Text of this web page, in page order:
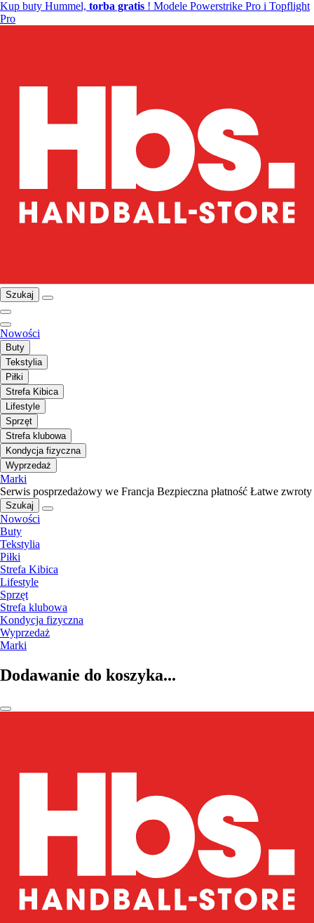
Kup buty Hummel, torba gratis ! Modele Powerstrike Pro i Topflight
Pro
Szukaj
Nowości
Buty
Tekstylia
Piłki
Strefa Kibica
Lifestyle
Sprzęt
Strefa klubowa
Kondycja fizyczna
Wyprzedaż
Marki
Serwis posprzedażowy we Francja Bezpieczna płatność Łatwe zwroty
Szukaj
Nowości
Buty
Tekstylia
Piłki
Strefa Kibica
Lifestyle
Sprzęt
Strefa klubowa
Kondycja fizyczna
Wyprzedaż
Marki
Dodawanie do koszyka...